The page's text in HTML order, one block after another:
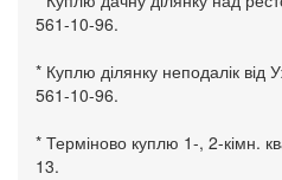
561-10-96.
* Куплю ділянку неподалік
561-10-96.
* Терміново куплю 1-, 2-кімн.
13.